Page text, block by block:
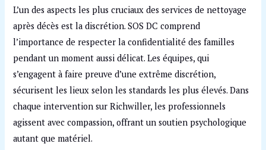
L’un des aspects les plus cruciaux des services de nettoyage
après décès est la discrétion. SOS DC comprend
l’importance de respecter la confidentialité des familles
pendant un moment aussi délicat. Les équipes, qui
s’engagent à faire preuve d’une extrême discrétion,
sécurisent les lieux selon les standards les plus élevés. Dans
chaque intervention sur Richwiller, les professionnels
agissent avec compassion, offrant un soutien psychologique
autant que matériel.